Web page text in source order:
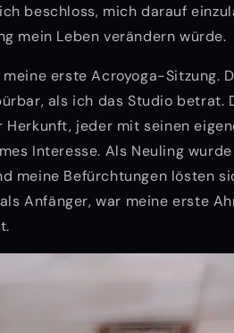
beschloss, mich darauf
mein Leben verändern würde.
erste Acroyoga-Sitzung.
als ich das Studio betrat.
jeder mit seinen
Interesse. Als Neuling
meine Befürchtungen lösten
Anfänger, war meine erste